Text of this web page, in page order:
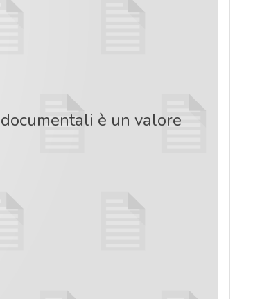
è un valore